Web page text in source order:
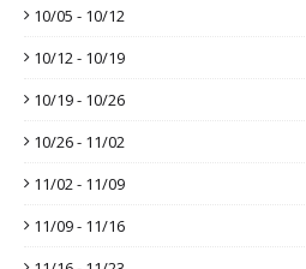
10/05 - 10/12
10/12 - 10/19
10/19 - 10/26
10/26 - 11/02
11/02 - 11/09
11/09 - 11/16